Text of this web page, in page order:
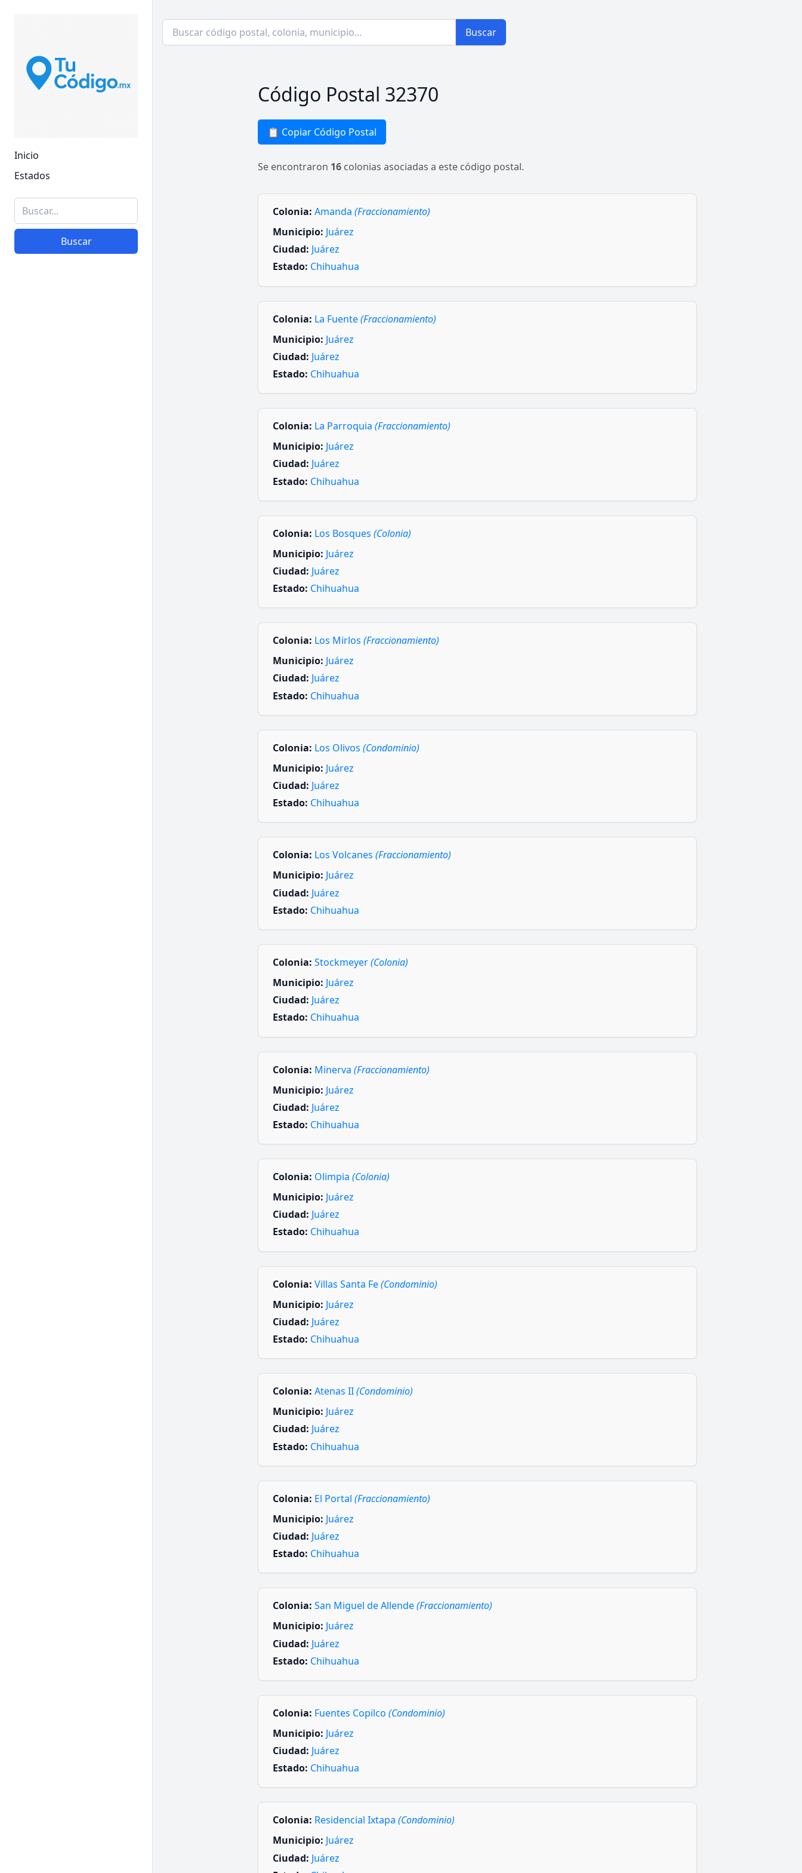
Inicio
Estados
Buscar
Buscar
Código Postal 32370
📋 Copiar Código Postal
Se encontraron 16 colonias asociadas a este código postal.
Colonia: Amanda (Fraccionamiento)
Municipio: Juárez
Ciudad: Juárez
Estado: Chihuahua
Colonia: La Fuente(Fraccionamiento)
Municipio: Juárez
Ciudad: Juárez
Estado: Chihuahua
Colonia: La Parroquia (Fraccionamiento)
Municipio: Juárez
Ciudad: Juárez
Estado: Chihuahua
Colonia: Los Bosques (Colonia)
Municipio: Juárez
Ciudad: Juárez
Estado: Chihuahua
Colonia: Los Mirlos (Fraccionamiento)
Municipio: Juárez
Ciudad: Juárez
Estado: Chihuahua
Colonia: Los Olivos (Condominio)
Municipio: Juárez
Ciudad: Juárez
Estado: Chihuahua
Colonia: Los Volcanes (Fraccionamiento)
Municipio: Juárez
Ciudad: Juárez
Estado: Chihuahua
Colonia: Stockmeyer(Colonia)
Municipio: Juárez
Ciudad: Juárez
Estado: Chihuahua
Colonia: Minerva (Fraccionamiento)
Municipio: Juárez
Ciudad: Juárez
Estado: Chihuahua
Colonia: Olimpia (Colonia)
Municipio: Juárez
Ciudad: Juárez
Estado: Chihuahua
Colonia: Villas Santa Fe(Condominio)
Municipio: Juárez
Ciudad: Juárez
Estado: Chihuahua
Colonia: Atenas II(Condominio)
Municipio: Juárez
Ciudad: Juárez
Estado: Chihuahua
Colonia: El Portal (Fraccionamiento)
Municipio: Juárez
Ciudad: Juárez
Estado: Chihuahua
Colonia: San Miguel de Allende(Fraccionamiento)
Municipio: Juárez
Ciudad: Juárez
Estado: Chihuahua
Colonia: Fuentes Copilco (Condominio)
Municipio: Juárez
Ciudad: Juárez
Estado: Chihuahua
Colonia: Residencial Ixtapa (Condominio)
Municipio: Juárez
Ciudad: Juárez